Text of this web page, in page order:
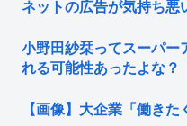
ネットの広告が気持ち
小野田紗栞ってスーパー
れる可能性あったよな？
【画像】大企業「働き